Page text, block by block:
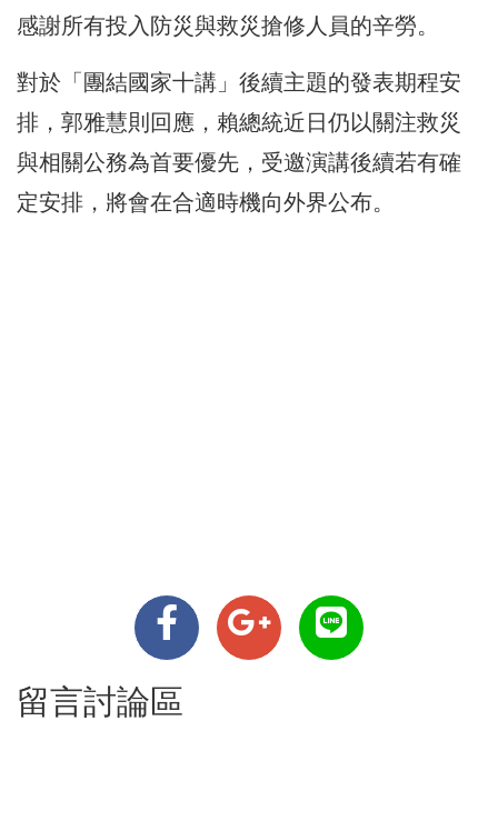
感謝所有投入防災與救災搶修人員的辛勞。
對於「團結國家十講」後續主題的發表期程安
排，郭雅慧則回應，賴總統近日仍以關注救災
與相關公務為首要優先，受邀演講後續若有確
定安排，將會在合適時機向外界公布。
留言討論區